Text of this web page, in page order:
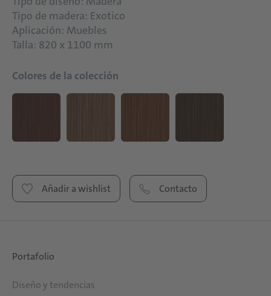
Tipo de madera: Exotico
Aplicación: Muebles
Talla: 820 x 1100 mm
Colores de la colección
Añadir a wishlist Contacto
Portafolio
Diseño y tendencias